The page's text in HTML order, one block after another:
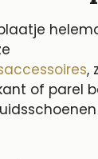
,
of parel